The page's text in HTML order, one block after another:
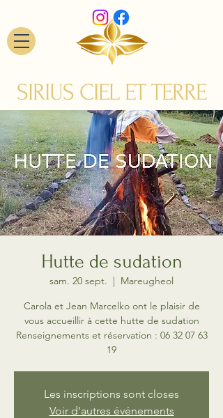
SIRIUS CIEL ET TERRE
Hutte de sudation
sam. 20 sept.
  |
Mareugheol
Carola et Jean Marcelko ont le plaisir de
vous accueillir à cette hutte de sudation
Renseignements et réservation : 06 32 07 63
19
Les inscriptions sont closes
Voir d'autres événements